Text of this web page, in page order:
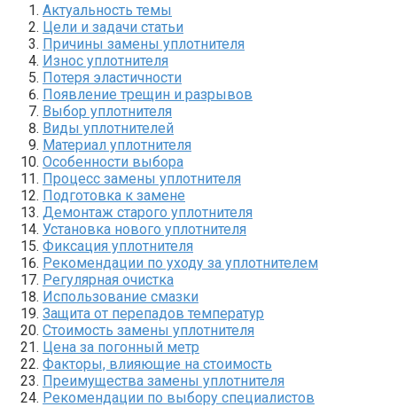
Актуальность темы
Цели и задачи статьи
Причины замены уплотнителя
Износ уплотнителя
Потеря эластичности
Появление трещин и разрывов
Выбор уплотнителя
Виды уплотнителей
Материал уплотнителя
Особенности выбора
Процесс замены уплотнителя
Подготовка к замене
Демонтаж старого уплотнителя
Установка нового уплотнителя
Фиксация уплотнителя
Рекомендации по уходу за уплотнителем
Регулярная очистка
Использование смазки
Защита от перепадов температур
Стоимость замены уплотнителя
Цена за погонный метр
Факторы, влияющие на стоимость
Преимущества замены уплотнителя
Рекомендации по выбору специалистов